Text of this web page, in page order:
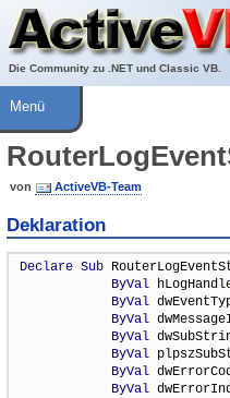
Die Community zu .NET und Classic VB.
Über ActiveVB
Hilfe
Menü
von ActiveVB-Team
Deklaration
Declare Sub
ByVal
ByVal
ByVal
ByVal
ByVal
ByVal
ByVal